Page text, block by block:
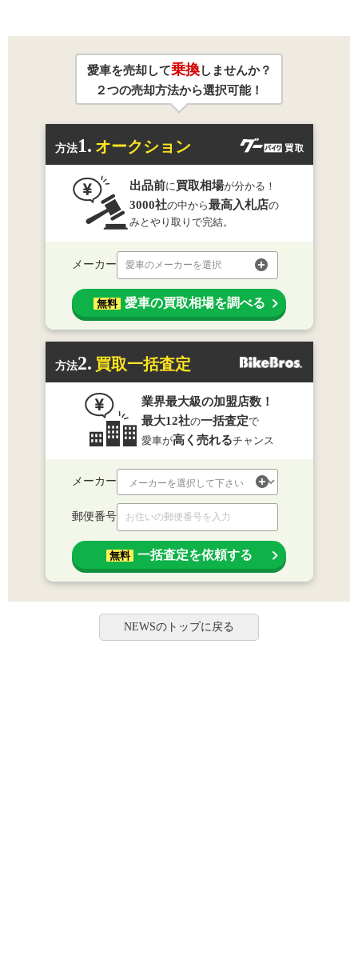
愛車を売却して乗換しませんか？
２つの売却方法から選択可能！
方法1. オークション
出品前に 買取相場が分かる！
3000社の中から最高入札店の
みとやり取りで完結。
メーカー 愛車のメーカーを選択
無料 愛車の買取相場を調べる
方法2. 買取一括査定
業界最大級の加盟店数！
最大12社の一括査定で
愛車が高く売れるチャンス
メーカー
郵便番号
無料 一括査定を依頼する
NEWSのトップに戻る